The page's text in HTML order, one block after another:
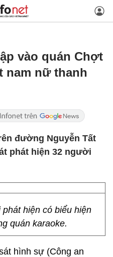
vào quán Chợt
nam nữ thanh
đường Nguyễn Tất
phát hiện 32 người
hiện có biểu hiện
quán karaoke.
hình sự (Công an